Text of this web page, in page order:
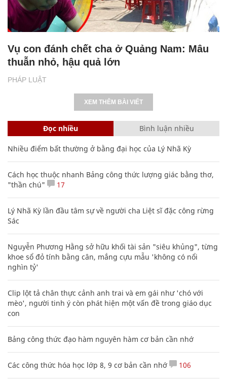
PHÁP LUẬT
Vụ con đánh chết cha ở Quảng Nam: Mâu
thuẫn nhỏ, hậu quả lớn
XEM THÊM BÀI VIẾT
Đọc nhiều Bình luận nhiều
Nhiều điểm bất thường ở bằng đại học của Lý Nhã Kỳ
Cách học thuộc nhanh Bảng công thức lượng giác bằng thơ,
"thần chú"
17
Lý Nhã Kỳ lần đầu tâm sự về người cha Liệt sĩ đặc công rừng
Sác
Nguyễn Phương Hằng sở hữu khối tài sản "siêu khủng", từng
khoe sổ đỏ tính bằng cân, mắng cựu mẫu 'không có nổi
nghìn tỷ'
Clip lột tả chân thực cảnh anh trai và em gái như 'chó với
mèo', người tinh ý còn phát hiện một vấn đề trong giáo dục
con
Bảng công thức đạo hàm nguyên hàm cơ bản cần nhớ
Các công thức hóa học lớp 8, 9 cơ bản cần nhớ 106